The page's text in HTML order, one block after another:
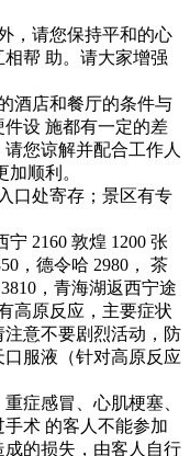
，请您保持平和的心
帮 助。请大家增强
酒店和餐厅的条件与
设 施都有一定的差
您谅解并配合工作人
加顺利。
口处寄存；景区有专
2160 敦煌 1200 张
，德令哈 2980， 茶
，青海湖返西宁途
高原反应，主要症状
意不要剧烈活动，防
服液（针对高原反应
症感冒、心肌梗塞、
术 的客人不能参加
的损失，由客人自行